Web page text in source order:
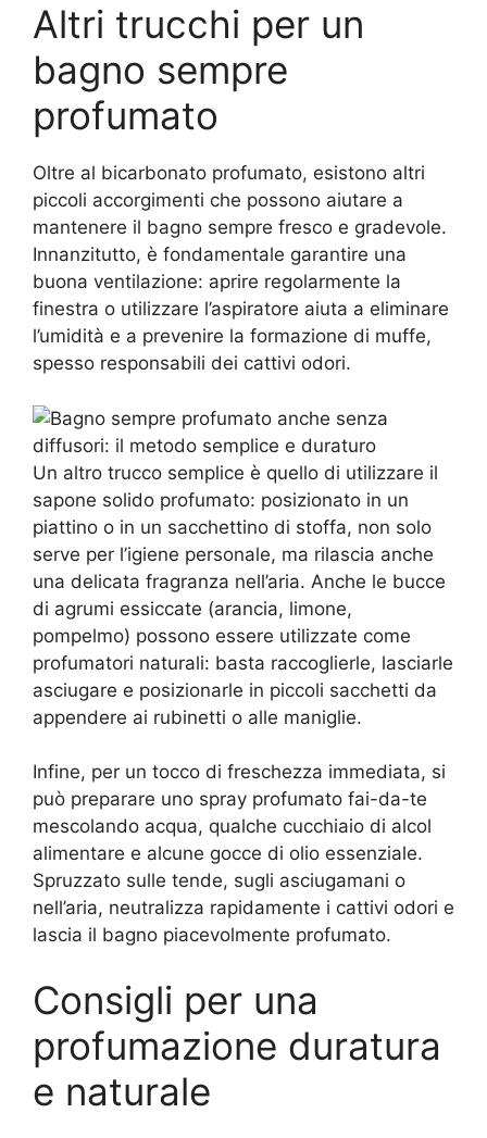
Altri trucchi per un
bagno sempre
profumato
Oltre al bicarbonato profumato, esistono altri
piccoli accorgimenti che possono aiutare a
mantenere il bagno sempre fresco e gradevole.
Innanzitutto, è fondamentale garantire una
buona ventilazione: aprire regolarmente la
finestra o utilizzare l’aspiratore aiuta a eliminare
l’umidità e a prevenire la formazione di muffe,
spesso responsabili dei cattivi odori.
Un altro trucco semplice è quello di utilizzare il
sapone solido profumato: posizionato in un
piattino o in un sacchettino di stoffa, non solo
serve per l’igiene personale, ma rilascia anche
una delicata fragranza nell’aria. Anche le bucce
di agrumi essiccate (arancia, limone,
pompelmo) possono essere utilizzate come
profumatori naturali: basta raccoglierle, lasciarle
asciugare e posizionarle in piccoli sacchetti da
appendere ai rubinetti o alle maniglie.
Infine, per un tocco di freschezza immediata, si
può preparare uno spray profumato fai-da-te
mescolando acqua, qualche cucchiaio di alcol
alimentare e alcune gocce di olio essenziale.
Spruzzato sulle tende, sugli asciugamani o
nell’aria, neutralizza rapidamente i cattivi odori e
lascia il bagno piacevolmente profumato.
Consigli per una
profumazione duratura
e naturale